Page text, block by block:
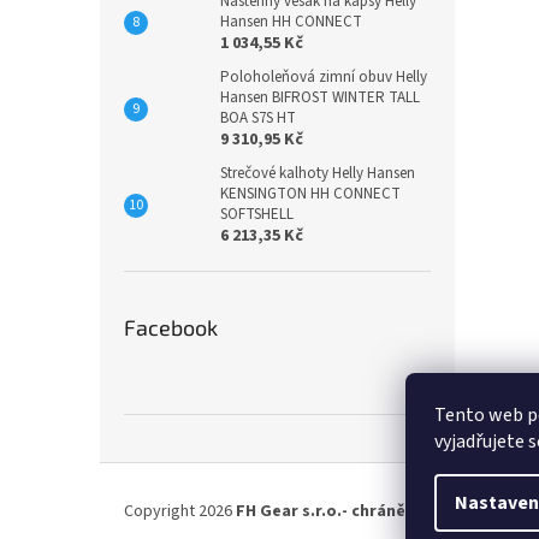
Tento web
vyjadřujete
Hansen HH CONNECT
1 034,55 Kč
Poloholeňová zimní obuv Helly
Hansen BIFROST WINTER TALL
BOA S7S HT
9 310,95 Kč
Strečové kalhoty Helly Hansen
KENSINGTON HH CONNECT
SOFTSHELL
6 213,35 Kč
Facebook
Copyright 2026 FH Gear s.r.o.- chráněná dílna.